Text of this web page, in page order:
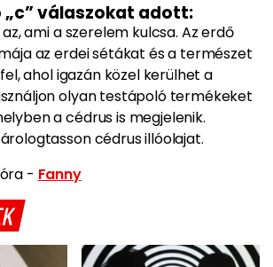
„c” válaszokat adott:
ami a szerelem kulcsa. Az erdő
az erdei sétákat és a természet
ahol igazán közel kerülhet a
olyan testápoló termékeket
a cédrus is megjelenik.
cédrus illóolajat.
- Fanny